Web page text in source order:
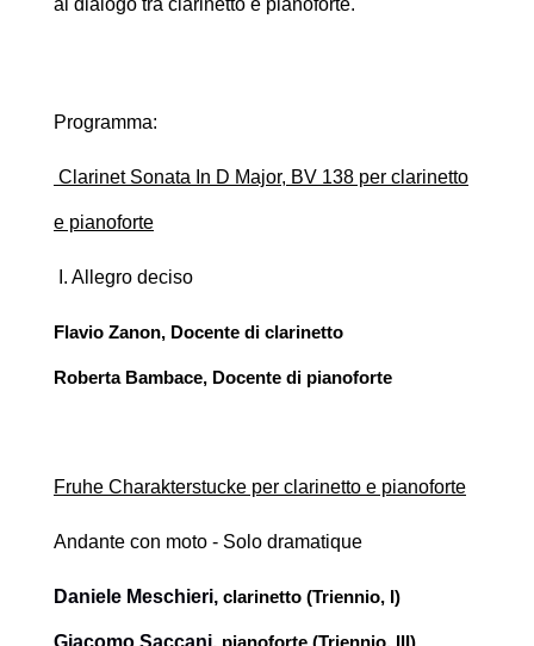
Programma:
Clarinet Sonata In D Major, BV 138 per clarinetto
e pianoforte
I. Allegro deciso
Flavio Zanon, Docente di clarinetto
Roberta Bambace, Docente di pianoforte
Fruhe Charakterstucke per clarinetto e pianoforte
Andante con moto - Solo dramatique
Daniele Meschieri, clarinetto (Triennio, I)
Giacomo Saccani, pianoforte (Triennio, III)